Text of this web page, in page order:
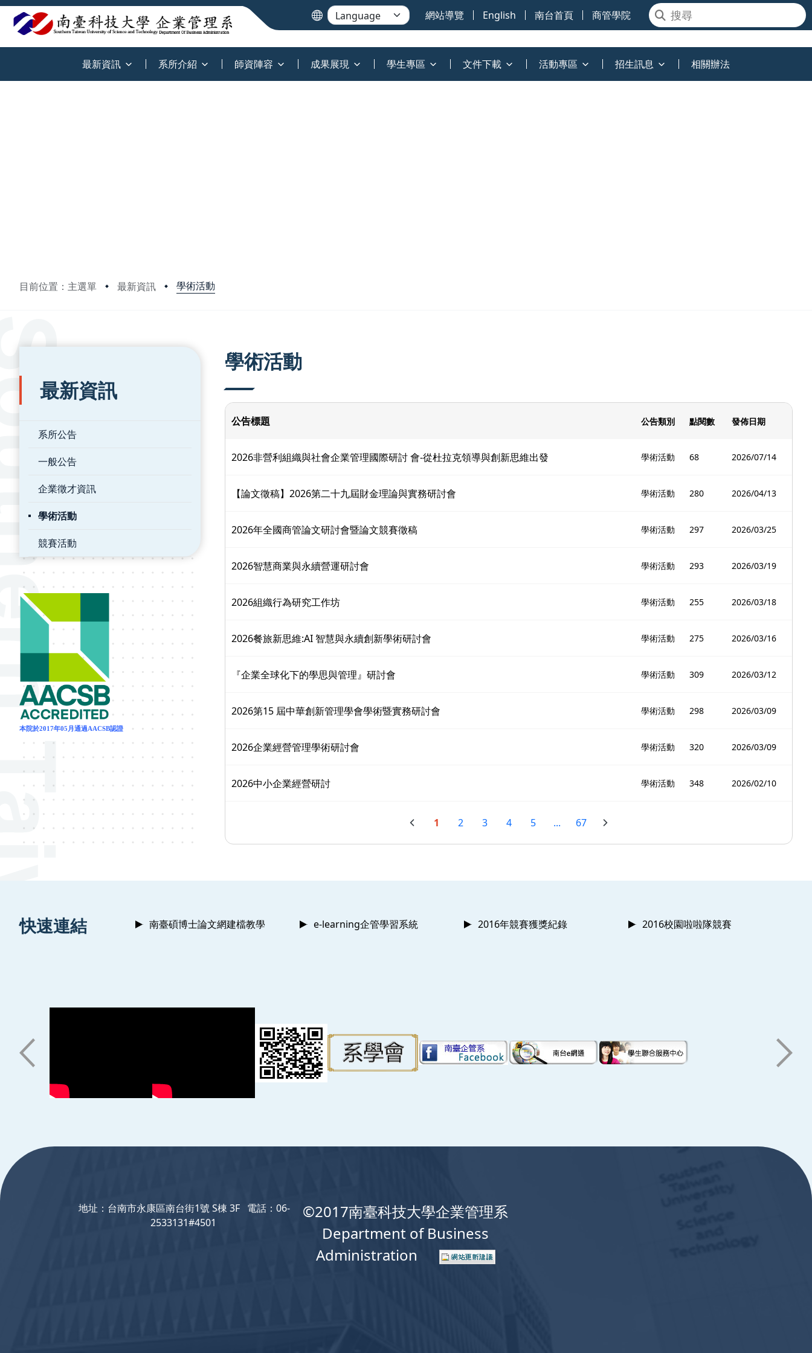
網站導覽 English 南台首頁 商管學院
最新資訊 系所介紹 師資陣容 成果展現 學生專區 文件下載 活動專區 招生訊息 相關辦法
目前位置：主選單 最新資訊 學術活動
:::
最新資訊
系所公告
一般公告
企業徵才資訊
學術活動
競賽活動
本院於2017年05月通過AACSB認證
學術活動
公告標題 公告類別 點閱數 發佈日期
2026非營利組織與社會企業管理國際研討 會-從杜拉克領導與創新思維出發 學術活動 68 2026/07/14
【論文徵稿】2026第二十九屆財金理論與實務研討會 學術活動 280 2026/04/13
2026年全國商管論文研討會暨論文競賽徵稿 學術活動 297 2026/03/25
2026智慧商業與永續營運研討會 學術活動 293 2026/03/19
2026組織行為研究工作坊 學術活動 255 2026/03/18
2026餐旅新思維:AI 智慧與永續創新學術研討會 學術活動 275 2026/03/16
『企業全球化下的學思與管理』研討會 學術活動 309 2026/03/12
2026第15 屆中華創新管理學會學術暨實務研討會 學術活動 298 2026/03/09
2026企業經營管理學術研討會 學術活動 320 2026/03/09
2026中小企業經營研討 學術活動 348 2026/02/10
1 2 3 4 5 ... 67
快速連結 南臺碩博士論文網建檔教學 e-learning企管學習系統 2016年競賽獲獎紀錄 2016校園啦啦隊競賽
©2017南臺科技大學企業管理系
Department of Business
Administration
地址：台南市永康區南台街1號 S棟 3F 電話：06-
2533131#4501